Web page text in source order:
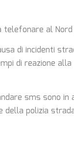
al
di incidenti
di reazione
sms sono in
della polizia